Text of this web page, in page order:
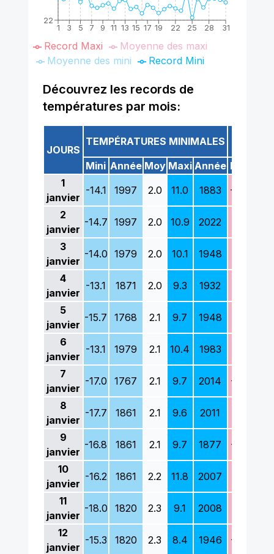
1 3 5 7 9 11 13 15 17 19 22 25 28 31
-22
Record Maxi
Moyenne des maxi
Moyenne des mini
Record Mini
Découvrez les records de
températures par mois:
JOURS
TEMPÉRATURES MINIMALES
Mini Année Moy Maxi Année Mini
1
janvier
-14.1 1997 2.0 11.0 1883 -10.1
2
janvier
-14.7 1997 2.0 10.9 2022
3
janvier
-14.0 1979 2.0 10.1 1948
4
janvier
-13.1 1871 2.0 9.3 1932
5
janvier
-15.7 1768 2.1 9.7 1948
6
janvier
-13.1 1979 2.1 10.4 1983
7
janvier
-17.0 1767 2.1 9.7 2014 -8.4
8
janvier
-17.7 1861 2.1 9.6 2011
9
janvier
-16.8 1861 2.1 9.7 1877 -9.9
10
janvier
-16.2 1861 2.2 11.8 2007
11
janvier
-18.0 1820 2.3 9.1 2008
12
janvier
-15.3 1820 2.3 8.4 1946 -9.7